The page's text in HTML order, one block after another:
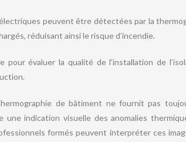
peuvent être détectées par la
réduisant ainsi le risque d’incendie.
évaluer la qualité de l’installation de
de bâtiment ne fournit pas
une indication visuelle des anomalies
formés peuvent interpréter ces